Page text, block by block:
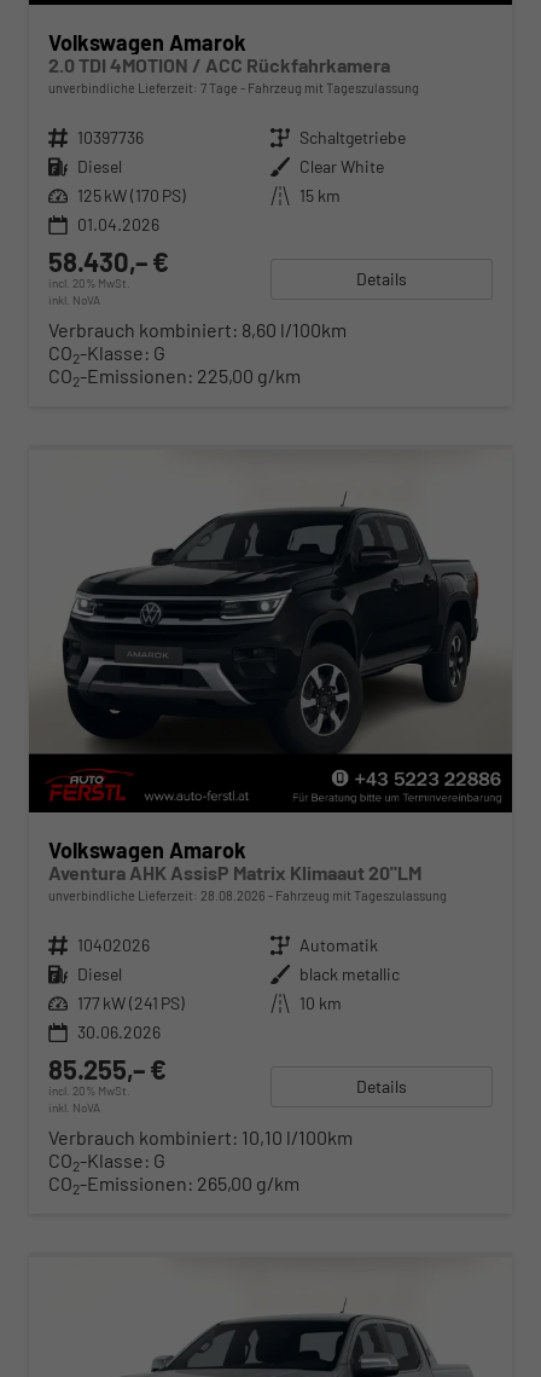
Volkswagen Amarok
2.0 TDI 4MOTION / ACC Rückfahrkamera
unverbindliche Lieferzeit: 7 Tage Fahrzeug mit Tageszulassung
Fahrzeugnr. 10397736 Getriebe Schaltgetriebe
Kraftstoff Diesel Außenfarbe Clear White
Leistung 125 kW (170 PS) Kilometerstand 15 km
01.04.2026
58.430,– €
incl. 20% MwSt.
inkl. NoVA
Details
Verbrauch kombiniert: 8,60 l/100km
CO2-Klasse: G
CO2-Emissionen: 225,00 g/km
Volkswagen Amarok
Aventura AHK AssisP Matrix Klimaaut 20"LM
unverbindliche Lieferzeit: 28.08.2026 Fahrzeug mit Tageszulassung
Fahrzeugnr. 10402026 Getriebe Automatik
Kraftstoff Diesel Außenfarbe black metallic
Leistung 177 kW (241 PS) Kilometerstand 10 km
30.06.2026
85.255,– €
incl. 20% MwSt.
inkl. NoVA
Details
Verbrauch kombiniert: 10,10 l/100km
CO2-Klasse: G
CO2-Emissionen: 265,00 g/km